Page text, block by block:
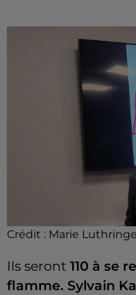
Crédit : Marie
Ils seront 110 à se
flamme. Sylvain